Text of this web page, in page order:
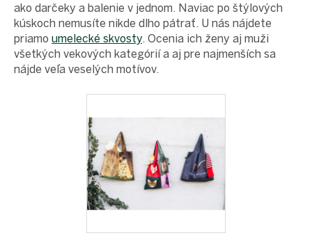
ako darčeky a balenie v jednom. Naviac po štýlových
kúskoch nemusíte nikde dlho pátrať. U nás nájdete
priamo umelecké skvosty. Ocenia ich ženy aj muži
všetkých vekových kategórií a aj pre najmenších sa
nájde veľa veselých motívov.